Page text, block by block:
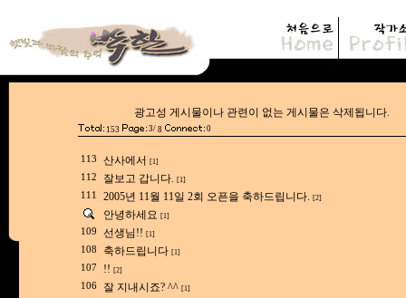
광고성 게시물이나 관련이 없는 게시물
153 3/ 8 0
113 산사에서 [1]
112 잘보고 갑니다. [1]
111 2005년 11월 11일 2회 오픈을 축하드립니다. [2]
안녕하세요 [1]
109 선생님!! [1]
108 축하드립니다 [1]
107 !! [2]
106 잘 지내시죠? ^^ [1]